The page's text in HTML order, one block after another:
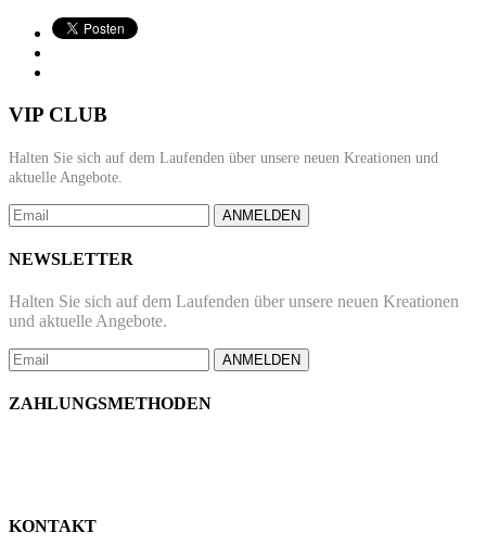
VIP CLUB
Halten Sie sich auf dem Laufenden über unsere neuen Kreationen und
aktuelle Angebote.
ANMELDEN
NEWSLETTER
Halten Sie sich auf dem Laufenden über unsere neuen Kreationen
und aktuelle Angebote.
ANMELDEN
ZAHLUNGSMETHODEN
KONTAKT